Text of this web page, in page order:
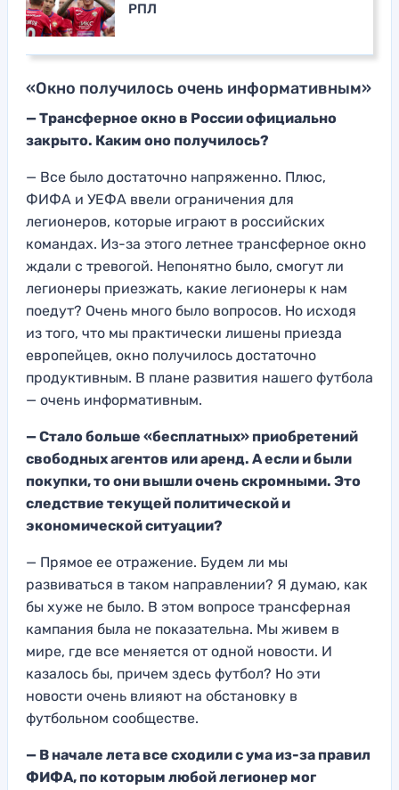
РПЛ
«Окно получилось очень информативным»
— Трансферное окно в России официально
закрыто. Каким оно получилось?
— Все было достаточно напряженно. Плюс,
ФИФА и УЕФА ввели ограничения для
легионеров, которые играют в российских
командах. Из-за этого летнее трансферное окно
ждали с тревогой. Непонятно было, смогут ли
легионеры приезжать, какие легионеры к нам
поедут? Очень много было вопросов. Но исходя
из того, что мы практически лишены приезда
европейцев, окно получилось достаточно
продуктивным. В плане развития нашего футбола
— очень информативным.
— Стало больше «бесплатных» приобретений
свободных агентов или аренд. А если и были
покупки, то они вышли очень скромными. Это
следствие текущей политической и
экономической ситуации?
— Прямое ее отражение. Будем ли мы
развиваться в таком направлении? Я думаю, как
бы хуже не было. В этом вопросе трансферная
кампания была не показательна. Мы живем в
мире, где все меняется от одной новости. И
казалось бы, причем здесь футбол? Но эти
новости очень влияют на обстановку в
футбольном сообществе.
— В начале лета все сходили с ума из-за правил
ФИФА, по которым любой легионер мог